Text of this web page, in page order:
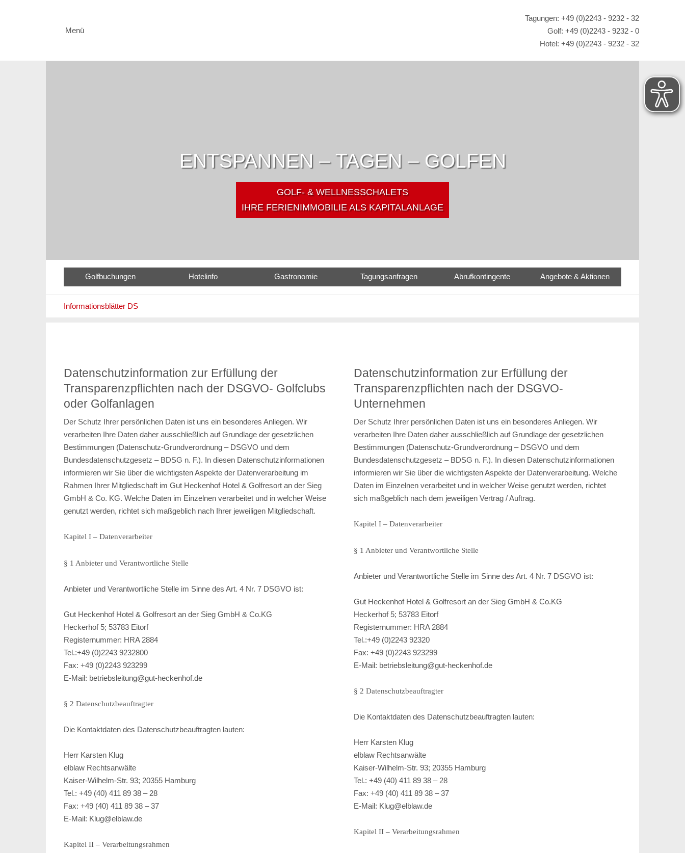
Menü
Tagungen: +49 (0)2243 - 9232 - 32
Golf: +49 (0)2243 - 9232 - 0
Hotel: +49 (0)2243 - 9232 - 32
ENTSPANNEN – TAGEN – GOLFEN
GOLF- & WELLNESSCHALETS
IHRE FERIENIMMOBILIE ALS KAPITALANLAGE
Golfbuchungen Hotelinfo Gastronomie Tagungsanfragen Abrufkontingente Angebote & Aktionen
Informationsblätter DS
Datenschutzinformation zur Erfüllung der
Transparenzpflichten nach der DSGVO- Golfclubs
oder Golfanlagen
Der Schutz Ihrer persönlichen Daten ist uns ein besonderes Anliegen. Wir
verarbeiten Ihre Daten daher ausschließlich auf Grundlage der gesetzlichen
Bestimmungen (Datenschutz-Grundverordnung – DSGVO und dem
Bundesdatenschutzgesetz – BDSG n. F.). In diesen Datenschutzinformationen
informieren wir Sie über die wichtigsten Aspekte der Datenverarbeitung im
Rahmen Ihrer Mitgliedschaft im Gut Heckenhof Hotel & Golfresort an der Sieg
GmbH & Co. KG. Welche Daten im Einzelnen verarbeitet und in welcher Weise
genutzt werden, richtet sich maßgeblich nach Ihrer jeweiligen Mitgliedschaft.
Kapitel I – Datenverarbeiter
§ 1 Anbieter und Verantwortliche Stelle
Anbieter und Verantwortliche Stelle im Sinne des Art. 4 Nr. 7 DSGVO ist:
Gut Heckenhof Hotel & Golfresort an der Sieg GmbH & Co.KG
Heckerhof 5; 53783 Eitorf
Registernummer: HRA 2884
Tel.:+49 (0)2243 9232800
Fax: +49 (0)2243 923299
E-Mail: betriebsleitung@gut-heckenhof.de
§ 2 Datenschutzbeauftragter
Die Kontaktdaten des Datenschutzbeauftragten lauten:
Herr Karsten Klug
elblaw Rechtsanwälte
Kaiser-Wilhelm-Str. 93; 20355 Hamburg
Tel.: +49 (40) 411 89 38 – 28
Fax: +49 (40) 411 89 38 – 37
E-Mail: Klug@elblaw.de
Kapitel II – Verarbeitungsrahmen
Datenschutzinformation zur Erfüllung der
Transparenzpflichten nach der DSGVO-
Unternehmen
Der Schutz Ihrer persönlichen Daten ist uns ein besonderes Anliegen. Wir
verarbeiten Ihre Daten daher ausschließlich auf Grundlage der gesetzlichen
Bestimmungen (Datenschutz-Grundverordnung – DSGVO und dem
Bundesdatenschutzgesetz – BDSG n. F.). In diesen Datenschutzinformationen
informieren wir Sie über die wichtigsten Aspekte der Datenverarbeitung. Welche
Daten im Einzelnen verarbeitet und in welcher Weise genutzt werden, richtet
sich maßgeblich nach dem jeweiligen Vertrag / Auftrag.
Kapitel I – Datenverarbeiter
§ 1 Anbieter und Verantwortliche Stelle
Anbieter und Verantwortliche Stelle im Sinne des Art. 4 Nr. 7 DSGVO ist:
Gut Heckenhof Hotel & Golfresort an der Sieg GmbH & Co.KG
Heckerhof 5; 53783 Eitorf
Registernummer: HRA 2884
Tel.:+49 (0)2243 92320
Fax: +49 (0)2243 923299
E-Mail: betriebsleitung@gut-heckenhof.de
§ 2 Datenschutzbeauftragter
Die Kontaktdaten des Datenschutzbeauftragten lauten:
Herr Karsten Klug
elblaw Rechtsanwälte
Kaiser-Wilhelm-Str. 93; 20355 Hamburg
Tel.: +49 (40) 411 89 38 – 28
Fax: +49 (40) 411 89 38 – 37
E-Mail: Klug@elblaw.de
Kapitel II – Verarbeitungsrahmen